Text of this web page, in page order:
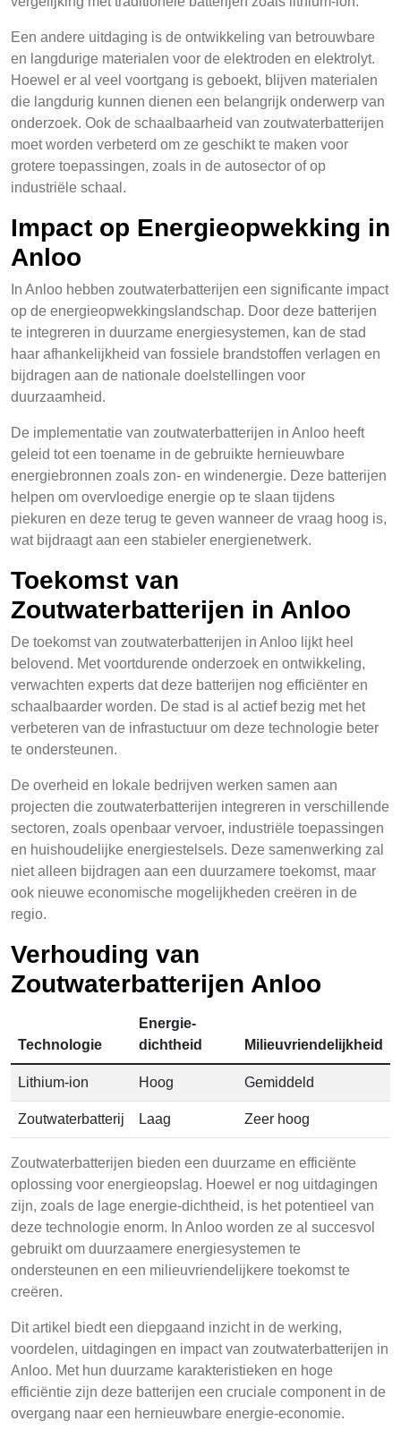
Een andere uitdaging is de ontwikkeling van betrouwbare
en langdurige materialen voor de elektroden en elektrolyt.
Hoewel er al veel voortgang is geboekt, blijven materialen
die langdurig kunnen dienen een belangrijk onderwerp van
onderzoek. Ook de schaalbaarheid van zoutwaterbatterijen
moet worden verbeterd om ze geschikt te maken voor
grotere toepassingen, zoals in de autosector of op
industriële schaal.
Impact op Energieopwekking in
Anloo
In Anloo hebben zoutwaterbatterijen een significante impact
op de energieopwekkingslandschap. Door deze batterijen
te integreren in duurzame energiesystemen, kan de stad
haar afhankelijkheid van fossiele brandstoffen verlagen en
bijdragen aan de nationale doelstellingen voor
duurzaamheid.
De implementatie van zoutwaterbatterijen in Anloo heeft
geleid tot een toename in de gebruikte hernieuwbare
energiebronnen zoals zon- en windenergie. Deze batterijen
helpen om overvloedige energie op te slaan tijdens
piekuren en deze terug te geven wanneer de vraag hoog is,
wat bijdraagt aan een stabieler energienetwerk.
Toekomst van
Zoutwaterbatterijen in Anloo
De toekomst van zoutwaterbatterijen in Anloo lijkt heel
belovend. Met voortdurende onderzoek en ontwikkeling,
verwachten experts dat deze batterijen nog efficiënter en
schaalbaarder worden. De stad is al actief bezig met het
verbeteren van de infrastuctuur om deze technologie beter
te ondersteunen.
De overheid en lokale bedrijven werken samen aan
projecten die zoutwaterbatterijen integreren in verschillende
sectoren, zoals openbaar vervoer, industriële toepassingen
en huishoudelijke energiestelsels. Deze samenwerking zal
niet alleen bijdragen aan een duurzamere toekomst, maar
ook nieuwe economische mogelijkheden creëren in de
regio.
Verhouding van
Zoutwaterbatterijen Anloo
Technologie
Energie-
dichtheid
Milieuvriendelijkheid
Lithium-ion Hoog Gemiddeld
Zoutwaterbatterij Laag Zeer hoog
Zoutwaterbatterijen bieden een duurzame en efficiënte
oplossing voor energieopslag. Hoewel er nog uitdagingen
zijn, zoals de lage energie-dichtheid, is het potentieel van
deze technologie enorm. In Anloo worden ze al succesvol
gebruikt om duurzaamere energiesystemen te
ondersteunen en een milieuvriendelijkere toekomst te
creëren.
Dit artikel biedt een diepgaand inzicht in de werking,
voordelen, uitdagingen en impact van zoutwaterbatterijen in
Anloo. Met hun duurzame karakteristieken en hoge
efficiëntie zijn deze batterijen een cruciale component in de
overgang naar een hernieuwbare energie-economie.